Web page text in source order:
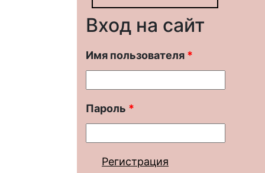
Вход на сайт
Имя пользователя *
Пароль *
Регистрация